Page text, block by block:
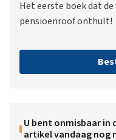
Het eerste boek dat
pensioenroof onthult!
U bent onmisbaar in
artikel vandaag nog